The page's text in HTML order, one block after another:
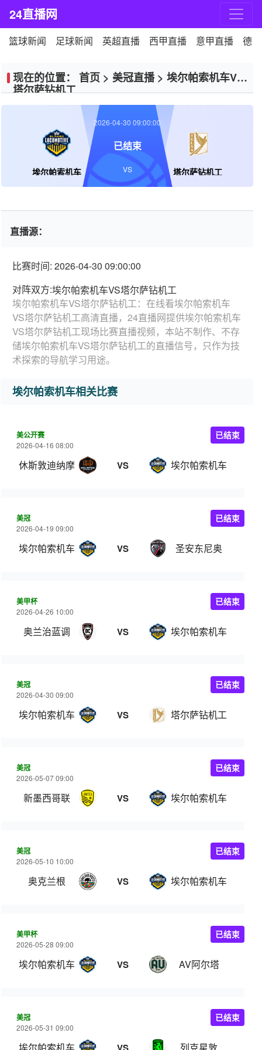
24直播网
篮球新闻 足球新闻 英超直播 西甲直播 意甲直播 德
现在的位置： 首页 > 美冠直播> 埃尔帕索机车VS
塔尔萨钻机工
埃尔帕索机车 塔尔萨钻机工
2026-04-30 09:00:00
已结束
VS
直播源：
比赛时间: 2026-04-30 09:00:00
对阵双方:埃尔帕索机车VS塔尔萨钻机工
埃尔帕索机车VS塔尔萨钻机工：在线看埃尔帕索机车
VS塔尔萨钻机工高清直播，24直播网提供埃尔帕索机车
VS塔尔萨钻机工现场比赛直播视频，本站不制作、不存
储埃尔帕索机车VS塔尔萨钻机工的直播信号，只作为技
术探索的导航学习用途。
埃尔帕索机车相关比赛
美公开赛
2026-04-16 08:00
休斯敦迪纳摩 VS 埃尔帕索机车
已结束
美冠
2026-04-19 09:00
埃尔帕索机车 VS 圣安东尼奥
已结束
美甲杯
2026-04-26 10:00
奥兰治蓝调 VS 埃尔帕索机车
已结束
美冠
2026-04-30 09:00
埃尔帕索机车 VS 塔尔萨钻机工
已结束
美冠
2026-05-07 09:00
新墨西哥联 VS 埃尔帕索机车
已结束
美冠
2026-05-10 10:00
奥克兰根 VS 埃尔帕索机车
已结束
美甲杯
2026-05-28 09:00
埃尔帕索机车 VS AV阿尔塔
已结束
美冠
2026-05-31 09:00
已结束